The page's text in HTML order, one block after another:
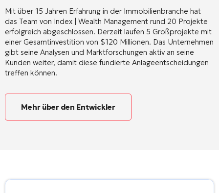
Mit über 15 Jahren Erfahrung in der Immobilienbranche hat
das Team von Index | Wealth Management rund 20 Projekte
erfolgreich abgeschlossen. Derzeit laufen 5 Großprojekte mit
einer Gesamtinvestition von $120 Millionen. Das Unternehmen
gibt seine Analysen und Marktforschungen aktiv an seine
Kunden weiter, damit diese fundierte Anlageentscheidungen
treffen können.
Mehr über den Entwickler